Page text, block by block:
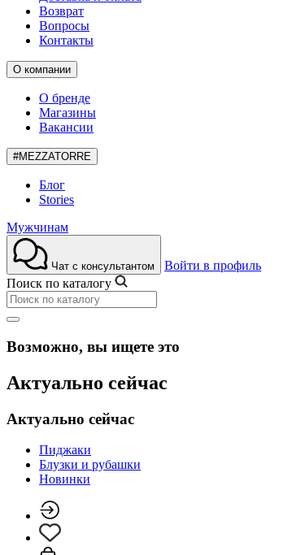
Возврат
Вопросы
Контакты
О компании
О бренде
Магазины
Вакансии
#MEZZATORRE
Блог
Stories
Мужчинам
Чат с консультантом
Войти в профиль
Поиск по каталогу
Возможно, вы ищете это
Актуально сейчас
Актуально сейчас
Пиджаки
Блузки и рубашки
Новинки